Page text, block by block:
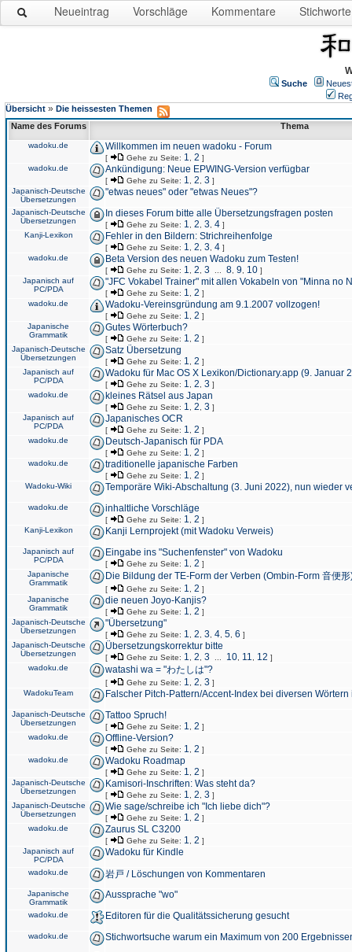
Neueintrag Vorschläge Kommentare Stichworte
Suche
Übersicht » Die heissesten Themen
Name des Forums
Thema
wadoku.de Willkommen im neuen wadoku - Forum
[ Gehe zu Seite: 1 2 ]
wadoku.de
Ankündigung: Neue EPWING-Version verfügbar
[ Gehe zu Seite: 1 2 3 ]
Japanisch-Deutsche
Übersetzungen
"etwas neues" oder "etwas Neues"?
Japanisch-Deutsche
Übersetzungen
In dieses Forum bitte alle Übersetzungsfragen posten
[ Gehe zu Seite: 1 2 3 4 ]
Kanji-Lexikon
Fehler in den Bildern: Strichreihenfolge
[ Gehe zu Seite: 1 2 3 4 ]
wadoku.de
Beta Version des neuen Wadoku zum Testen!
[ Gehe zu Seite: 1 2 3 8 9 10 ]
Japanisch auf
PC/PDA
"JFC Vokabel Trainer" mit allen Vokabeln von "Minna no
[ Gehe zu Seite: 1 2 ]
wadoku.de
Wadoku-Vereinsgründung am 9.1.2007 vollzogen!
[ Gehe zu Seite: 1 2 ]
Japanische
Grammatik
Gutes Wörterbuch?
[ Gehe zu Seite: 1 2 ]
Japanisch-Deutsche
Übersetzungen
Satz Übersetzung
[ Gehe zu Seite: 1 2 ]
Japanisch auf
PC/PDA
Wadoku für Mac OS X Lexikon/Dictionary.app (9. Januar
[ Gehe zu Seite: 1 2 3 ]
wadoku.de
kleines Rätsel aus Japan
[ Gehe zu Seite: 1 2 3 ]
Japanisch auf
PC/PDA
Japanisches OCR
[ Gehe zu Seite: 1 2 ]
wadoku.de
Deutsch-Japanisch für PDA
[ Gehe zu Seite: 1 2 ]
wadoku.de
traditionelle japanische Farben
[ Gehe zu Seite: 1 2 ]
Wadoku-Wiki
Temporäre Wiki-Abschaltung (3. Juni 2022), nun wieder
wadoku.de inhaltliche Vorschläge
[ Gehe zu Seite: 1 2 ]
Kanji-Lexikon
Kanji Lernprojekt (mit Wadoku Verweis)
Japanisch auf
PC/PDA
Eingabe ins "Suchenfenster" von Wadoku
[ Gehe zu Seite: 1 2 ]
Japanische
Grammatik
Die Bildung der TE-Form der Verben (Ombin-Form 音便形
[ Gehe zu Seite: 1 2 ]
Japanische
Grammatik
die neuen Joyo-Kanjis?
[ Gehe zu Seite: 1 2 ]
Japanisch-Deutsche
Übersetzungen
"Übersetzung"
[ Gehe zu Seite: 1 2 3 4 5 6 ]
Japanisch-Deutsche
Übersetzungen
Übersetzungskorrektur bitte
[ Gehe zu Seite: 1 2 3 10 11 12 ]
wadoku.de
watashi wa = "わたしは"?
[ Gehe zu Seite: 1 2 3 ]
WadokuTeam
Falscher Pitch-Pattern/Accent-Index bei diversen
Japanisch-Deutsche
Übersetzungen
Tattoo Spruch!
[ Gehe zu Seite: 1 2 ]
wadoku.de
Offline-Version?
[ Gehe zu Seite: 1 2 ]
wadoku.de
Wadoku Roadmap
[ Gehe zu Seite: 1 2 ]
Japanisch-Deutsche
Übersetzungen
Kamisori-Inschriften: Was steht da?
[ Gehe zu Seite: 1 2 3 ]
Japanisch-Deutsche
Übersetzungen
Wie sage/schreibe ich "Ich liebe dich"?
[ Gehe zu Seite: 1 2 ]
wadoku.de
Zaurus SL C3200
[ Gehe zu Seite: 1 2 ]
Japanisch auf
PC/PDA
Wadoku für Kindle
wadoku.de 岩戸 / Löschungen von Kommentaren
Japanische
Grammatik
Aussprache "wo"
wadoku.de Editoren für die Qualitätssicherung gesucht
wadoku.de Stichwortsuche warum ein Maximum von 200